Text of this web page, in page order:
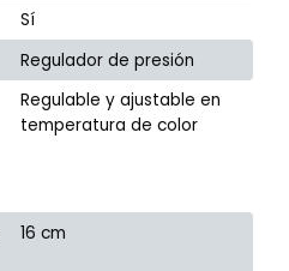
Sí
Regulador de presión
Regulable y ajustable en
temperatura de color
16 cm